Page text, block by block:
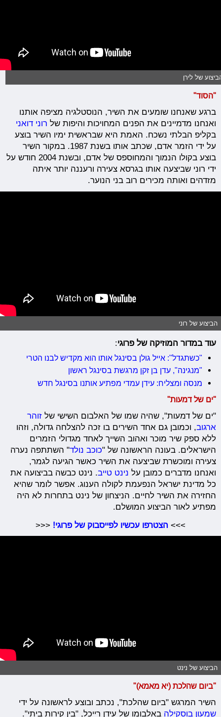
של לירן
"הסוד"
ברגע שאנחנו שומעים את השיר, הנוסטלגיה מציפה אותנו
ואנחנו מדמיינים את הפנים המחויכות והיפות של רוני דואני
בקליפ הבלתי נשכח. האמת היא שבראשית ימיו השיר בוצע
על ידי הזמר אדם, שכתב אותו בשנת 1987. במקור השיר
בוצע בקולו הנמוך והמחוספס של אדם, ובשנת 2004 חודש על
ידי רוני שביצעה אותו בגרסא צעירה ורעננה יותר איתה
מזדהים ואותה מכירים רוב בני הנוער.
הביצוע של רוני
עוד במדור המוזיקה של פרוגי:
"כשתגדל": אייל גולן בסינגל אותו הוא מקדיש לבנו הטרי
"מנגינה", עדן בן זקן מרגשת בסינגל ראשון
מנסה ומצליח: עידן עמדי מפתיע אותנו בסינגל חדש
"ים של דמעות"
"ים של דמעות", שהיה שמו של האלבום השישי שלזוהר
ארגוב, וכמובן גם אחד השירים בו זכה להצלחה גדולה, וזהו
ללא ספק שיר מוכר ואהוב השייך לאחד מגדולי הזמרים
הישראלים. בעונה הראשונה של "כוכב נולד" השתתפה נערה
צעירה ומוכשרת שביצעה את השיר כאשר הגיעה לגמר,
ואנחנו מדברים כמובן על נינט טייב. נינט כבשה בביצועה את
כל מדינת ישראל הנפעמת לקולה הענוג. אפשר לומר שהיא
החזירה את השיר לחיים. הניצחון של נינט בתחרות לא היה
מפתיע לאור הביצוע המושלם.
>>> הצטרפו עכשיו לפייסבוק של פרוגי! <<<
הביצוע של נינט
"ביום שהלכת (יא מאמא)"
השיר המרגש "ביום שהלכת", נכתב ובוצע לראשונה על ידי
שמעון בוסקילה באלבומו של עידן רייכל, "בין קירות ביתי".